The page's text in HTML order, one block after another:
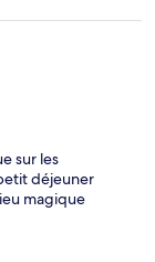
sur les
déjeuner
magique